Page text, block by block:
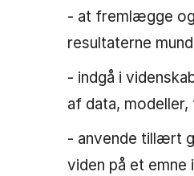
- at fremlægge
resultaterne
- indgå i
af data,
- anvende tillært
viden på et emne